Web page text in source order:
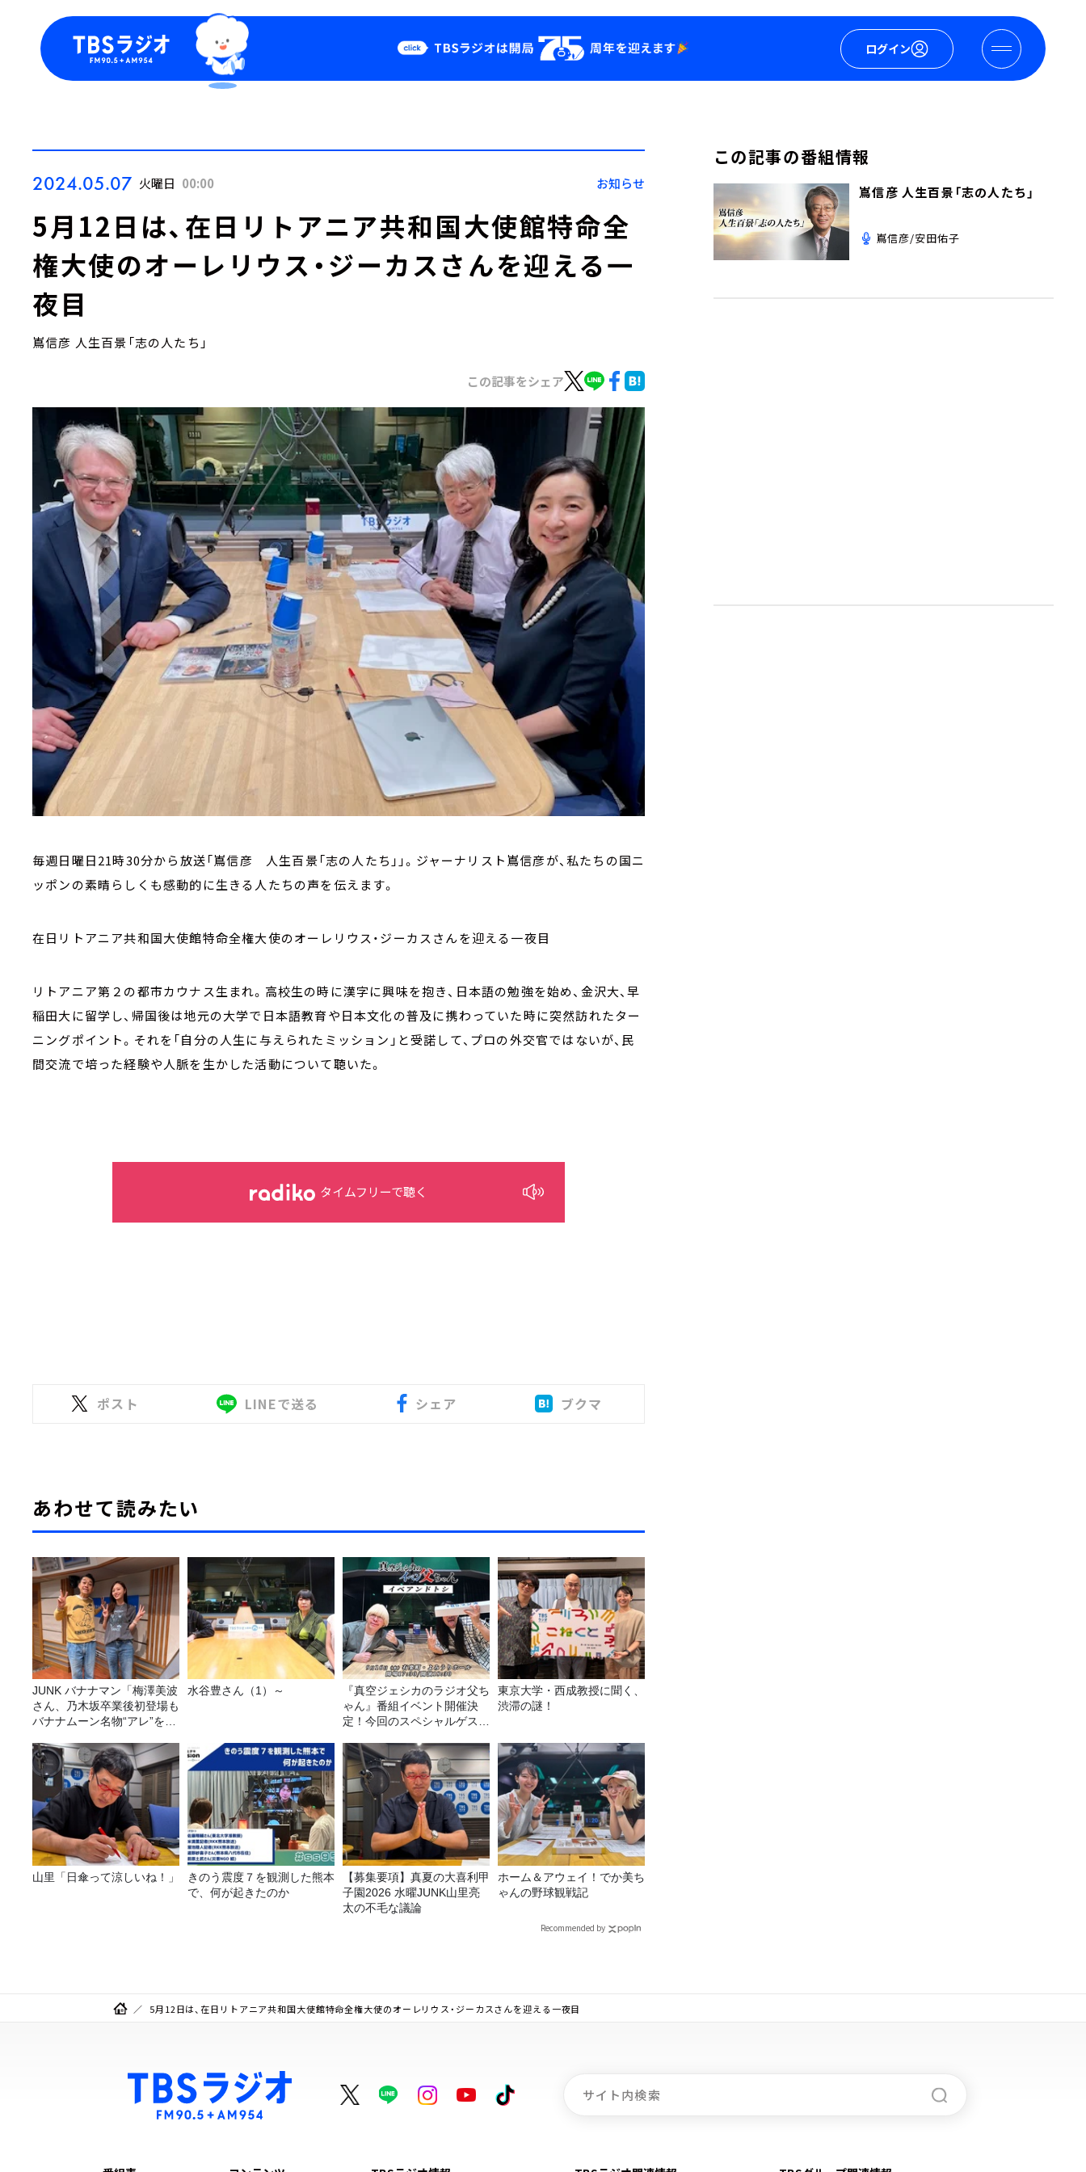
ログイン
Podcast
YouTube
2024.05.07 火曜日 00:00 お知らせ
5月12日は、在日リトアニア共和国大使館特命全
権大使のオーレリウス・ジーカスさんを迎える一
夜目
嶌信彦 人生百景「志の人たち」
この記事をシェア
毎週日曜日21時30分から放送「嶌信彦 人生百景「志の人たち」」。ジャーナリスト嶌信彦が、私たちの国ニ
ッポンの素晴らしくも感動的に生きる人たちの声を伝えます。
在日リトアニア共和国大使館特命全権大使のオーレリウス・ジーカスさんを迎える一夜目
リトアニア第２の都市カウナス生まれ。高校生の時に漢字に興味を抱き、日本語の勉強を始め、金沢大、早
稲田大に留学し、帰国後は地元の大学で日本語教育や日本文化の普及に携わっていた時に突然訪れたター
ニングポイント。それを「自分の人生に与えられたミッション」と受諾して、プロの外交官ではないが、民
間交流で培った経験や人脈を生かした活動について聴いた。
タイムフリーで聴く
ポスト LINEで送る シェア ブクマ
あわせて読みたい
JUNK バナナマン「梅澤美波
さん、乃木坂卒業後初登場も
バナナムーン名物“アレ”を喰
水谷豊さん（1）～
『真空ジェシカのラジオ父ち
ゃん』番組イベント開催決
定！今回のスペシャルゲスト
東京大学・西成教授に聞く、
渋滞の謎！
山里「日傘って涼しいね！」
きのう震度７を観測した熊本
で、何が起きたのか
【募集要項】真夏の大喜利甲
子園2026 水曜JUNK山里亮
太の不毛な議論
ホーム＆アウェイ！でか美ち
ゃんの野球観戦記
Recommended by
この記事の番組情報
嶌信彦 人生百景「志の人たち」
嶌信彦/安田佑子
5月12日は、在日リトアニア共和国大使館特命全権大使のオーレリウス・ジーカスさんを迎える一夜目